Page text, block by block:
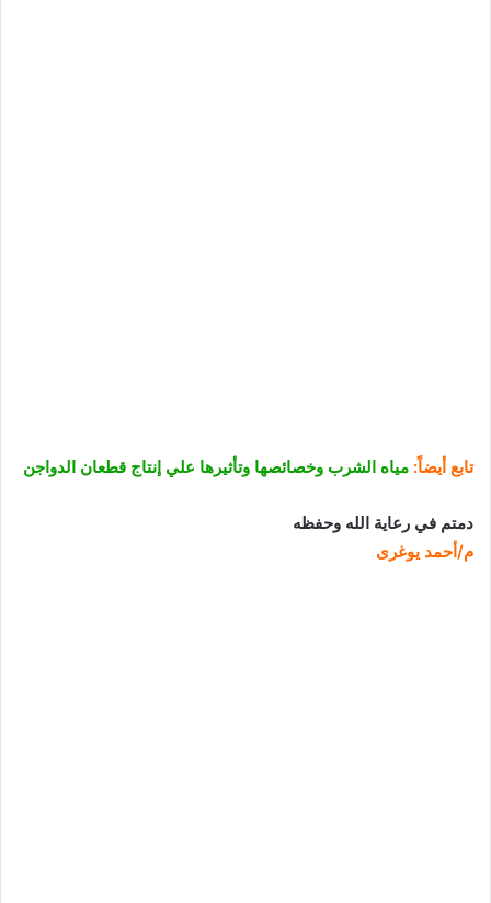
تابع أيضاً: مياه الشرب وخصائصها وتأثيرها علي إنتاج قطعان الدواجن
دمتم في رعاية الله وحفظه
م/أحمد يوغرى